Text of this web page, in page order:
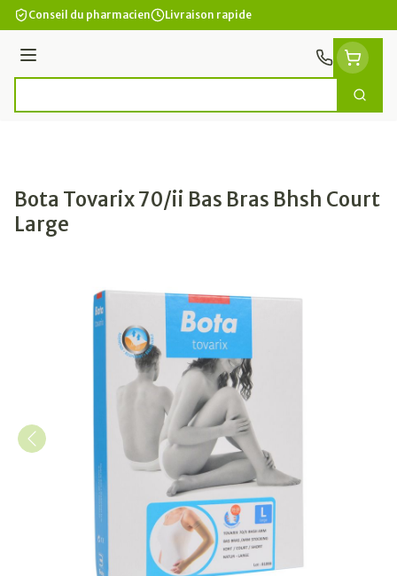
Aller au contenu
Conseil du pharmacien Livraison rapide
Menu
Bota Tovarix 70/ii Bas Bras Bhsh Court
Large